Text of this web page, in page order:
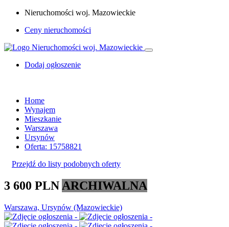
Nieruchomości woj. Mazowieckie
Ceny nieruchomości
Dodaj ogłoszenie
Home
Wynajem
Mieszkanie
Warszawa
Ursynów
Oferta: 15758821
Przejdź do listy podobnych oferty
3 600 PLN ARCHIWALNA
Warszawa, Ursynów (Mazowieckie)